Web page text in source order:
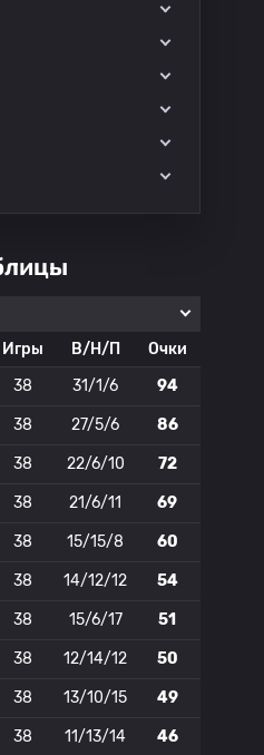
Игры В/Н/П
Очки
38 31/1/6 94
38 27/5/6 86
38 22/6/10 72
38 21/6/11 69
38 15/15/8 60
38 14/12/12 54
38 15/6/17 51
38 12/14/12 50
38 13/10/15 49
38 11/13/14 46